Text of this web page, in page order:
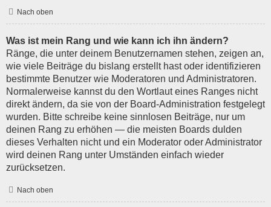
Nach oben
Was ist mein Rang und wie kann ich ihn ändern?
Ränge, die unter deinem Benutzernamen stehen, zeigen an,
wie viele Beiträge du bislang erstellt hast oder identifizieren
bestimmte Benutzer wie Moderatoren und Administratoren.
Normalerweise kannst du den Wortlaut eines Ranges nicht
direkt ändern, da sie von der Board-Administration festgelegt
wurden. Bitte schreibe keine sinnlosen Beiträge, nur um
deinen Rang zu erhöhen — die meisten Boards dulden
dieses Verhalten nicht und ein Moderator oder Administrator
wird deinen Rang unter Umständen einfach wieder
zurücksetzen.
Nach oben